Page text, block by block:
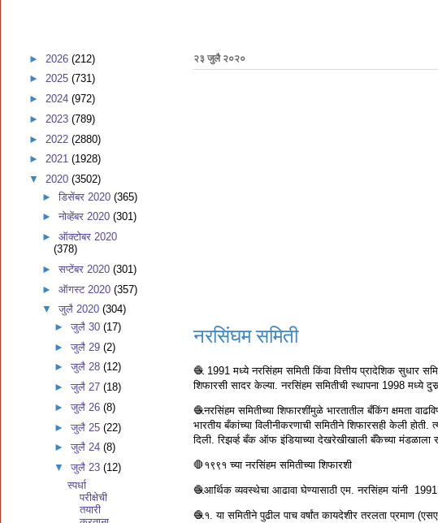
२३ जुलै २०२०
नरसिंघम समिती
🧶 1991 मध्ये नरसिंहम समिती किंवा वित्तीय प्रादेशिक सुधार
शिफारसी सादर केल्या. नरसिंहम समितीची स्थापना 1998 मध्ये
🧶नरसिंहम समितीच्या शिफारशींमुळे भारतातील बँकिंग क्षमता
भारतीय बँकांच्या विलीनीकरणाची समितीने शिफारसही केली
दिली. रिझर्व्ह बँक ऑफ इंडियाच्या देखरेखीखाली बँकेच्या मंडळाला
🛑१९९१ च्या नरसिंहम समितीच्या शिफारशी
🧶आर्थिक व्यवस्थेचा आढावा घेण्यासाठी एम. नरसिंहम यांनी
🧶१. या समितीने पुढील पाच वर्षांत कायदेशीर तरलता प्रमाण
► 2026 (212)
► 2025 (731)
► 2024 (972)
► 2023 (789)
► 2022 (2880)
► 2021 (1928)
▼ 2020 (3502)
► डिसेंबर 2020 (365)
► नोव्हेंबर 2020 (301)
► ऑक्टोबर 2020
(378)
► सप्टेंबर 2020 (301)
► ऑगस्ट 2020 (357)
▼ जुलै 2020 (304)
►जुलै 30(17)
►जुलै 29(2)
►जुलै 28(12)
►जुलै 27(18)
►जुलै 26(8)
►जुलै 25(22)
►जुलै 24(8)
▼जुलै 23(12)
स्पर्धा
परीक्षेची
तयारी